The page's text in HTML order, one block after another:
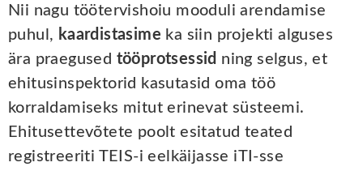
Nii nagu töötervishoiu mooduli arendamise
puhul, kaardistasime ka siin projekti alguses
ära praegused tööprotsessid ning selgus, et
ehitusinspektorid kasutasid oma töö
korraldamiseks mitut erinevat süsteemi.
Ehitusettevõtete poolt esitatud teated
registreeriti TEIS-i eelkäijasse iTI-sse